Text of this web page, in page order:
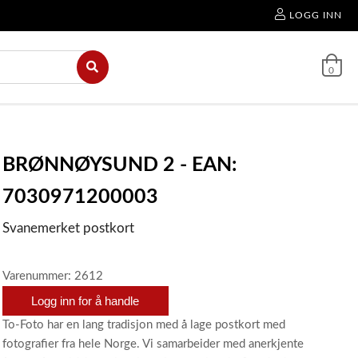
LOGG INN
0
BRØNNØYSUND 2 - EAN:
7030971200003
Svanemerket postkort
Varenummer: 2612
Logg inn for å handle
To-Foto har en lang tradisjon med å lage postkort med
fotografier fra hele Norge. Vi samarbeider med anerkjente